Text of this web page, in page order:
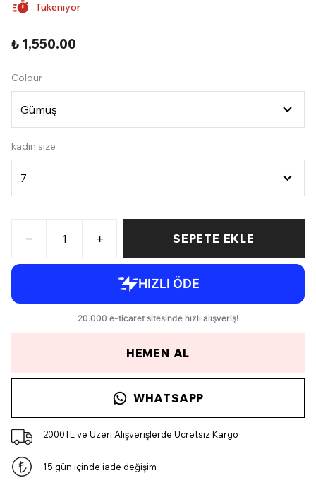
Tükeniyor
₺ 1,550.00
Colour
kadın size
SEPETE EKLE
HEMEN AL
WHATSAPP
2000TL ve Üzeri Alışverişlerde Ücretsiz Kargo
15 gün içinde iade değişim